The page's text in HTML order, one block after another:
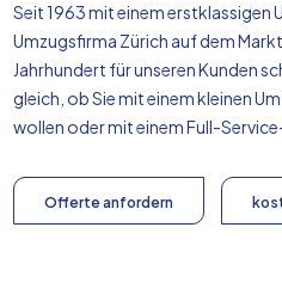
Seit 1963 mit einem erstklassigen
Umzugsfirma Zürich auf dem
Jahrhundert für unseren Kunden
gleich, ob Sie mit einem kleinen
wollen oder mit einem Full-
Offerte anfordern